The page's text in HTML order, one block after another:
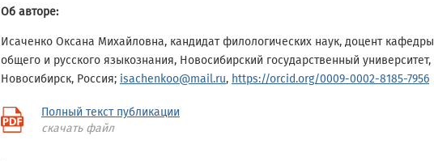
Об авторе:
Исаченко Оксана Михайловна, кандидат филологических наук, доцент кафедры
общего и русского языкознания, Новосибирский государственный университет,
Новосибирск, Россия; isachenkoo@mail.ru, https://orcid.org/0009-0002-8185-7956
Полный текст публикации
скачать файл